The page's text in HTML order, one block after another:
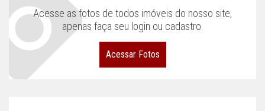
Acesse as fotos de todos imóveis do nosso site,
apenas faça seu login ou cadastro.
Acessar Fotos